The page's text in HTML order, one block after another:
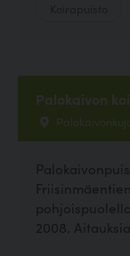
Palokaivon
2008.